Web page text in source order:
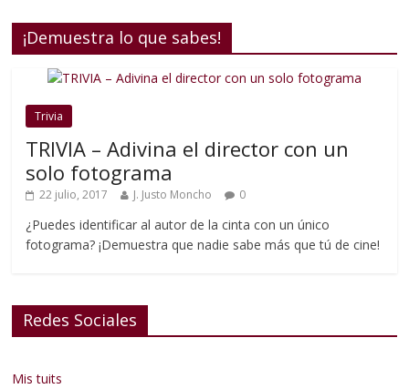
¡Demuestra lo que sabes!
Trivia
TRIVIA – Adivina el director con un
solo fotograma
22 julio, 2017 J. Justo Moncho 0
¿Puedes identificar al autor de la cinta con un único
fotograma? ¡Demuestra que nadie sabe más que tú de cine!
Redes Sociales
Mis tuits